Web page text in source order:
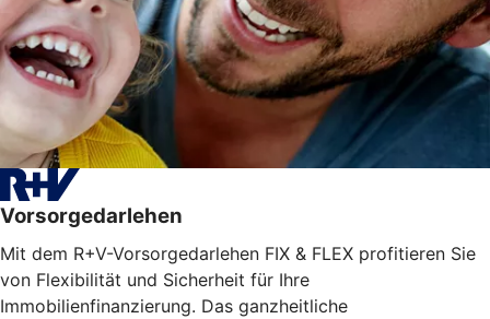
Vorsorgedarlehen
Mit dem R+V-Vorsorgedarlehen FIX & FLEX profitieren Sie
von Flexibilität und Sicherheit für Ihre
Immobilienfinanzierung. Das ganzheitliche